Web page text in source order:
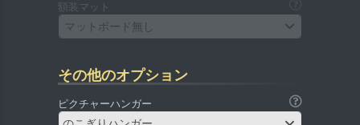
額装マット
マットボード無し
その他のオプション
ピクチャーハンガー